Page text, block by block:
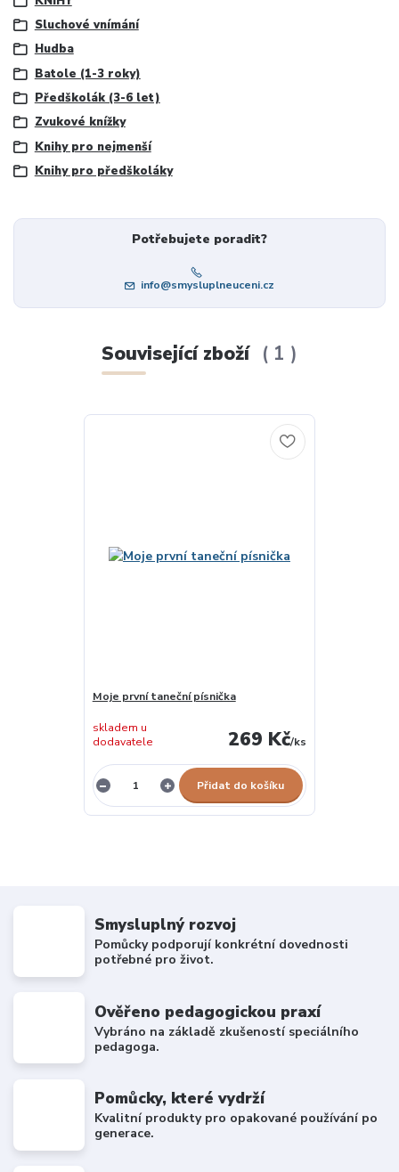
Sluchové vnímání
Hudba
Batole (1-3 roky)
Předškolák (3-6 let)
Zvukové knížky
Knihy pro nejmenší
Knihy pro předškoláky
Potřebujete poradit?
info@smysluplneuceni.cz
Související zboží 1
Moje první taneční písnička
269 Kč/ks
skladem u
dodavatele
Přidat do košíku
Smysluplný rozvoj
Pomůcky podporují konkrétní dovednosti
potřebné pro život.
Ověřeno pedagogickou praxí
Vybráno na základě zkušeností speciálního
pedagoga.
Pomůcky, které vydrží
Kvalitní produkty pro opakované používání po
generace.